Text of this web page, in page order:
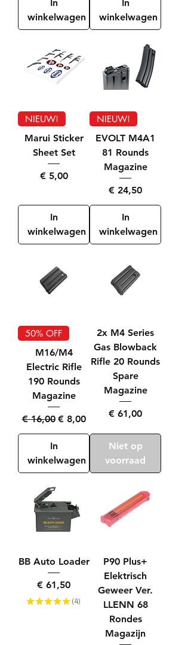
In
winkelwagen
In
winkelwagen
NIEUW!
Marui Sticker
Sheet Set
Prijs
€ 5,00
In
winkelwagen
NIEUW!
EVOLT M4A1
81 Rounds
Magazine
Prijs
€ 24,50
In
winkelwagen
50% OFF
M16/M4
Electric Rifle
190 Rounds
Magazine
Normale prijs
€ 16,00 Verkoopprijs
€ 8,00
In
winkelwagen
2x M4 Series
Gas Blowback
Rifle 20 Rounds
Spare
Magazine
Prijs
€ 61,00
Niet op
voorraad
BB Auto Loader
Prijs
€ 61,50
★ ★ ★ ★ ★ 4
4
P90 Plus+
Elektrisch
Geweer Ver.
LLENN 68
Rondes
Magazijn